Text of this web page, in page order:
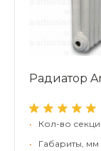
Радиатор
•
Кол-во
•
Габариты,